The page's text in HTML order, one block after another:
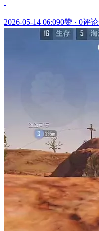
-
2026-05-14 06:090赞 · 0评论